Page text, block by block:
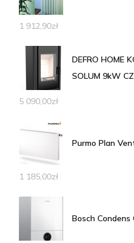
1 912,90zł
DEFRO HOME
SOLUM 9kW
5 090,00zł
Purmo Plan
1 185,00zł
Bosch